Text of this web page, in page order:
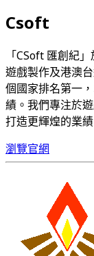
Csoft
「CSoft 匯創紀
遊戲製作及港澳
個國家排名第一
績。我們專注於
打造更輝煌的業績
瀏覽官網